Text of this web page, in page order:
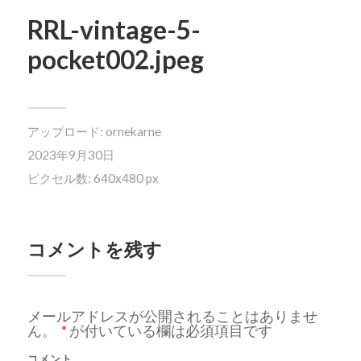
RRL-vintage-5-
pocket002.jpeg
アップロード: ornekarne
2023年9月30日
ピクセル数: 640x480 px
コメントを残す
メールアドレスが公開されることはありませ
ん。
* が付いている欄は必須項目です